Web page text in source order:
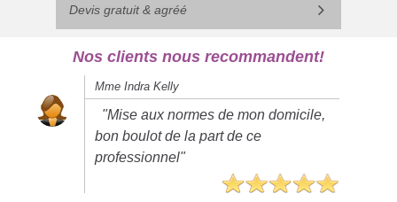
Devis gratuit & agréé
Nos clients nous recommandent!
Mme Indra Kelly
"Mise aux normes de mon domicile,
bon boulot de la part de ce
professionnel"